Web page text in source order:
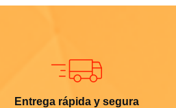
Entrega rápida y segura